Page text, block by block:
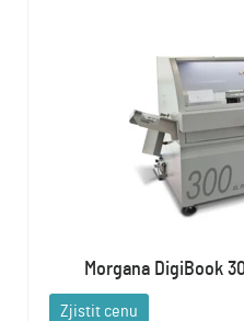
Morgana DigiBook
Zjistit cenu